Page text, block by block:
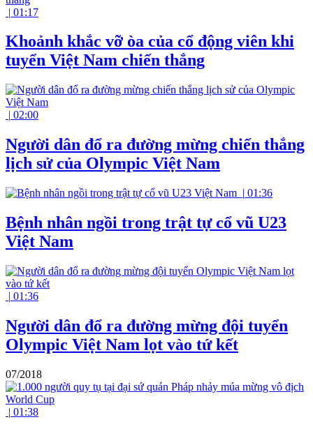
| 01:17
Khoảnh khắc vỡ òa của cổ động viên khi
tuyển Việt Nam chiến thắng
| 02:00
Người dân đổ ra đường mừng chiến thắng
lịch sử của Olympic Việt Nam
| 01:36
Bệnh nhân ngồi trong trật tự cổ vũ U23
Việt Nam
| 01:36
Người dân đổ ra đường mừng đội tuyển
Olympic Việt Nam lọt vào tứ kết
07/2018
| 01:38